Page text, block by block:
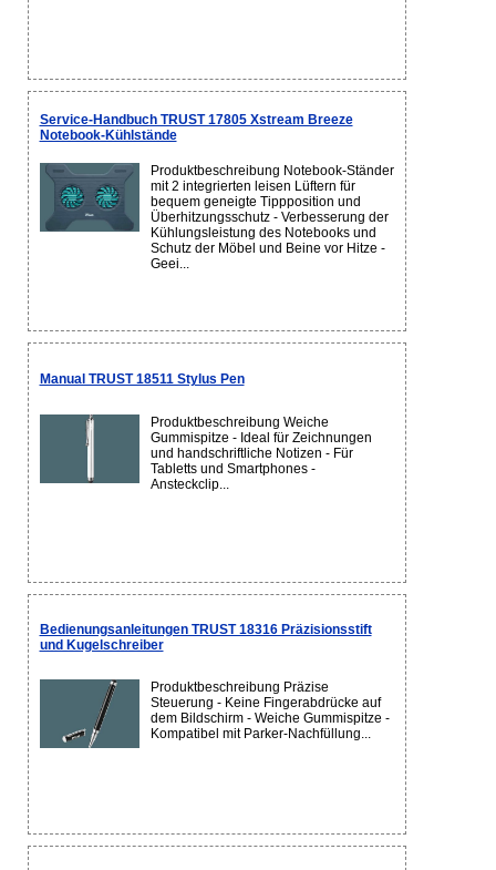
Service-Handbuch TRUST 17805 Xstream Breeze
Notebook-Kühlstände
Produktbeschreibung Notebook-Ständer
mit 2 integrierten leisen Lüftern für
bequem geneigte Tippposition und
Überhitzungsschutz - Verbesserung der
Kühlungsleistung des Notebooks und
Schutz der Möbel und Beine vor Hitze -
Geei...
Manual TRUST 18511 Stylus Pen
Produktbeschreibung Weiche
Gummispitze - Ideal für Zeichnungen
und handschriftliche Notizen - Für
Tabletts und Smartphones -
Ansteckclip...
Bedienungsanleitungen TRUST 18316 Präzisionsstift
und Kugelschreiber
Produktbeschreibung Präzise
Steuerung - Keine Fingerabdrücke auf
dem Bildschirm - Weiche Gummispitze -
Kompatibel mit Parker-Nachfüllung...